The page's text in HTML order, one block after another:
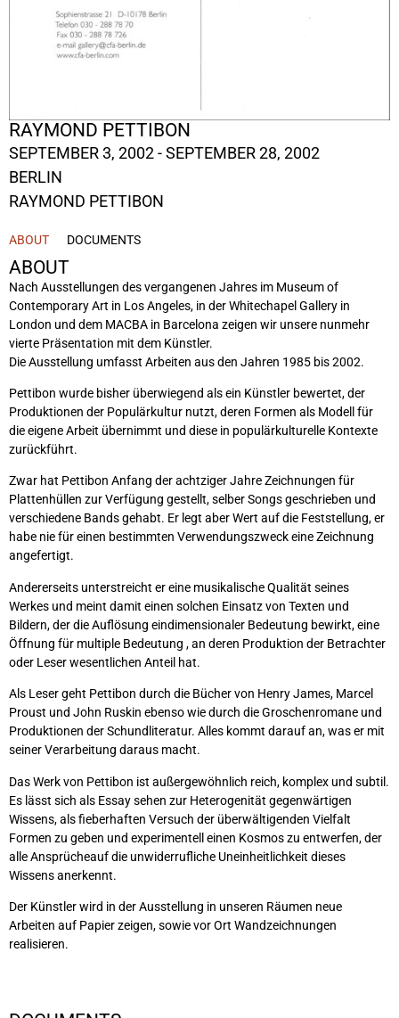
RAYMOND PETTIBON
SEPTEMBER 3, 2002 - SEPTEMBER 28, 2002
BERLIN
RAYMOND PETTIBON
ABOUT DOCUMENTS
ABOUT
Nach Ausstellungen des vergangenen Jahres im Museum of
Contemporary Art in Los Angeles, in der Whitechapel Gallery in
London und dem MACBA in Barcelona zeigen wir unsere nunmehr
vierte Präsentation mit dem Künstler.
Die Ausstellung umfasst Arbeiten aus den Jahren 1985 bis 2002.
Pettibon wurde bisher überwiegend als ein Künstler bewertet, der
Produktionen der Populärkultur nutzt, deren Formen als Modell für
die eigene Arbeit übernimmt und diese in populärkulturelle Kontexte
zurückführt.
Zwar hat Pettibon Anfang der achtziger Jahre Zeichnungen für
Plattenhüllen zur Verfügung gestellt, selber Songs geschrieben und
verschiedene Bands gehabt. Er legt aber Wert auf die Feststellung, er
habe nie für einen bestimmten Verwendungszweck eine Zeichnung
angefertigt.
Andererseits unterstreicht er eine musikalische Qualität seines
Werkes und meint damit einen solchen Einsatz von Texten und
Bildern, der die Auflösung eindimensionaler Bedeutung bewirkt, eine
Öffnung für multiple Bedeutung , an deren Produktion der Betrachter
oder Leser wesentlichen Anteil hat.
Als Leser geht Pettibon durch die Bücher von Henry James, Marcel
Proust und John Ruskin ebenso wie durch die Groschenromane und
Produktionen der Schundliteratur. Alles kommt darauf an, was er mit
seiner Verarbeitung daraus macht.
Das Werk von Pettibon ist außergewöhnlich reich, komplex und subtil.
Es lässt sich als Essay sehen zur Heterogenität gegenwärtigen
Wissens, als fieberhaften Versuch der überwältigenden Vielfalt
Formen zu geben und experimentell einen Kosmos zu entwerfen, der
alle Ansprücheauf die unwiderrufliche Uneinheitlichkeit dieses
Wissens anerkennt.
Der Künstler wird in der Ausstellung in unseren Räumen neue
Arbeiten auf Papier zeigen, sowie vor Ort Wandzeichnungen
realisieren.